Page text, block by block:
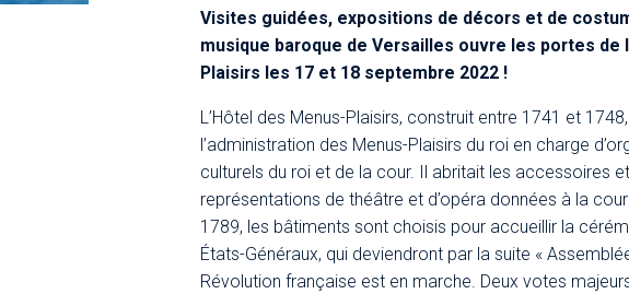
Visites guidées, expositions de décors et de
musique baroque de Versailles ouvre les portes de
Plaisirs les 17 et 18 septembre 2022 !
L’Hôtel des Menus-Plaisirs, construit entre 1741 et
l’administration des Menus-Plaisirs du roi en charge
culturels du roi et de la cour. Il abritait les accessoires
représentations de théâtre et d’opéra données à la
1789, les bâtiments sont choisis pour accueillir la
États-Généraux, qui deviendront par la suite «
Révolution française est en marche. Deux votes